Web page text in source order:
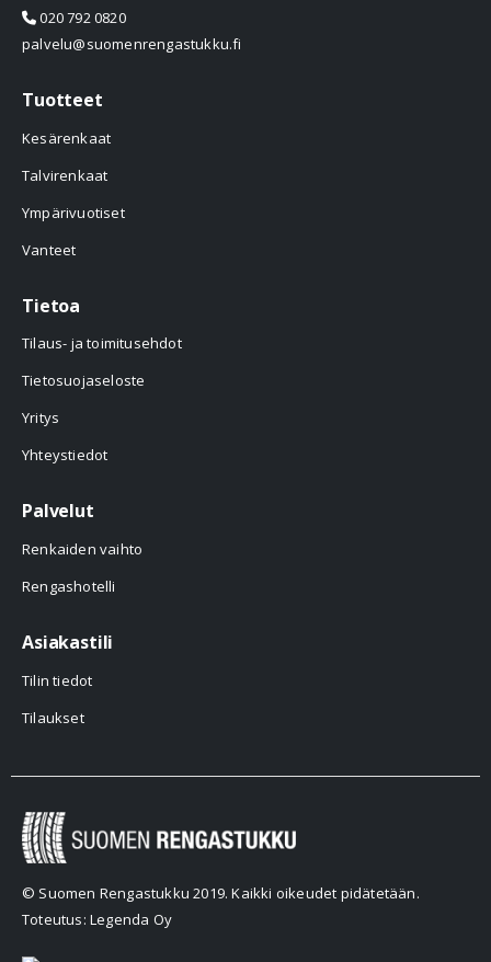
020 792 0820
palvelu@suomenrengastukku.fi
Tuotteet
Kesärenkaat
Talvirenkaat
Ympärivuotiset
Vanteet
Tietoa
Tilaus- ja toimitusehdot
Tietosuojaseloste
Yritys
Yhteystiedot
Palvelut
Renkaiden vaihto
Rengashotelli
Asiakastili
Tilin tiedot
Tilaukset
© Suomen Rengastukku 2019. Kaikki oikeudet pidätetään.
Toteutus: Legenda Oy